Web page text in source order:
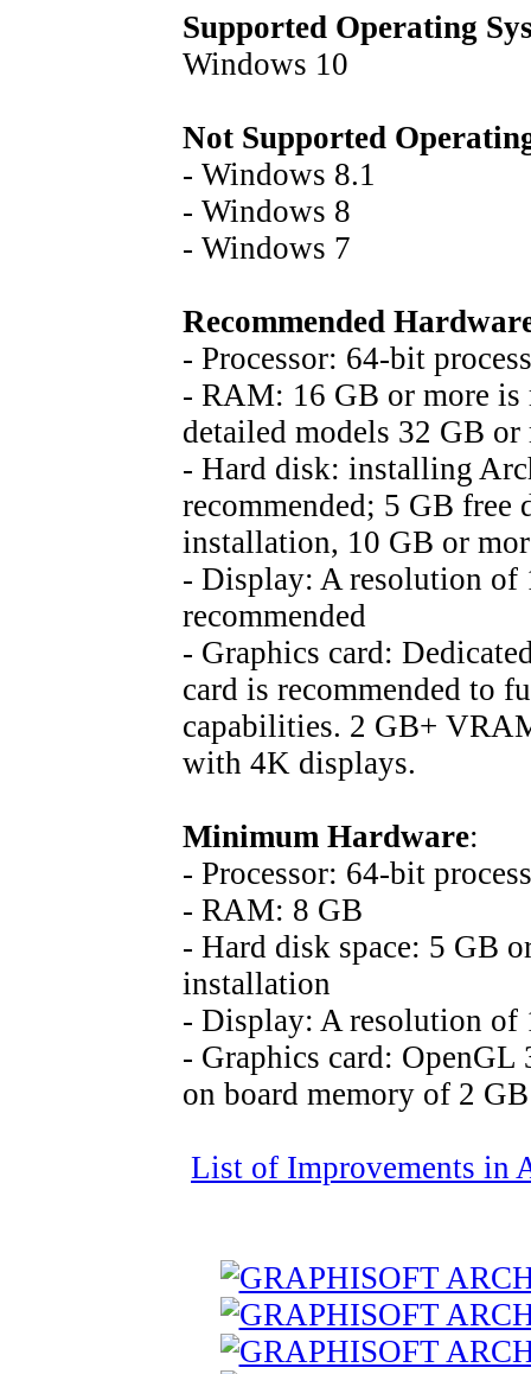
Supported Operating
Windows 10
Not Supported
- Windows 8.1
- Windows 8
- Windows 7
Recommended
- Processor: 64-bit
- RAM: 16 GB or more is
detailed models 32 GB
- Hard disk: installing
recommended; 5 GB free
installation, 10 GB or
- Display: A resolution of
recommended
- Graphics card:
card is recommended to
capabilities. 2 GB+
with 4K displays.
Minimum Hardware:
- Processor: 64-bit
- RAM: 8 GB
- Hard disk space: 5 GB
installation
- Display: A resolution of
- Graphics card:
on board memory of 2 GB
List of Improvements in